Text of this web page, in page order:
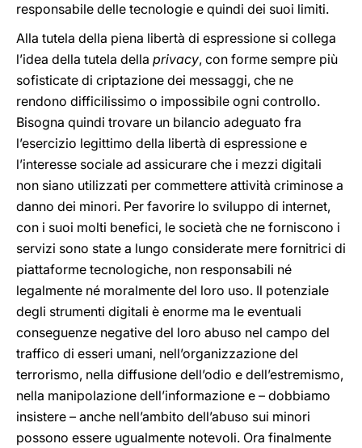
responsabile delle tecnologie e quindi dei suoi limiti.
Alla tutela della piena libertà di espressione si collega
l’idea della tutela della privacy, con forme sempre più
sofisticate di criptazione dei messaggi, che ne
rendono difficilissimo o impossibile ogni controllo.
Bisogna quindi trovare un bilancio adeguato fra
l’esercizio legittimo della libertà di espressione e
l’interesse sociale ad assicurare che i mezzi digitali
non siano utilizzati per commettere attività criminose a
danno dei minori. Per favorire lo sviluppo di internet,
con i suoi molti benefici, le società che ne forniscono i
servizi sono state a lungo considerate mere fornitrici di
piattaforme tecnologiche, non responsabili né
legalmente né moralmente del loro uso. Il potenziale
degli strumenti digitali è enorme ma le eventuali
conseguenze negative del loro abuso nel campo del
traffico di esseri umani, nell’organizzazione del
terrorismo, nella diffusione dell’odio e dell’estremismo,
nella manipolazione dell’informazione e – dobbiamo
insistere – anche nell’ambito dell’abuso sui minori
possono essere ugualmente notevoli. Ora finalmente